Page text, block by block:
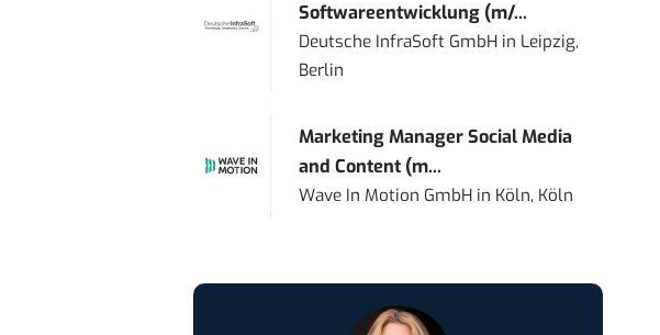
Softwareentwicklung (m/...
Deutsche InfraSoft GmbH in Leipzig,
Berlin
Marketing Manager Social Media
and Content (m...
Wave In Motion GmbH in Köln, Köln